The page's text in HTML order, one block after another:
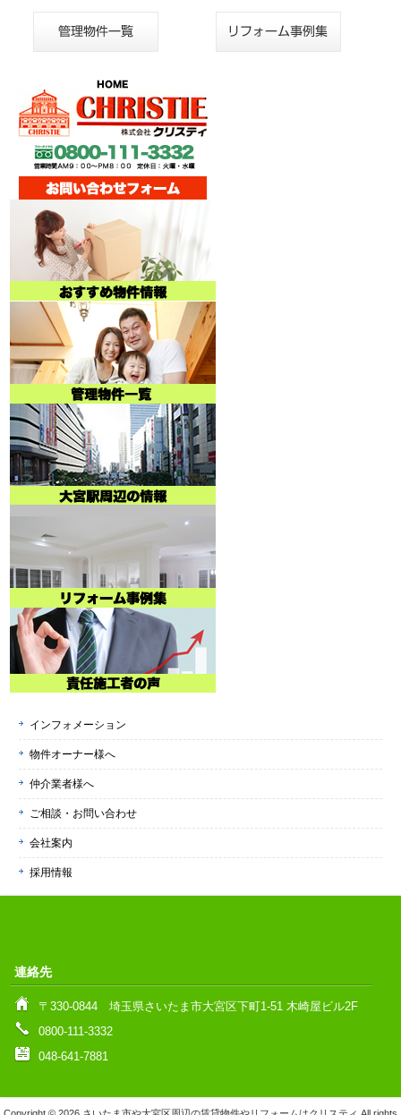
インフォメーション
物件オーナー様へ
仲介業者様へ
ご相談・お問い合わせ
会社案内
採用情報
連絡先
〒330-0844 埼玉県さいたま市大宮区下町1-51 木崎屋ビル2F
0800-111-3332
048-641-7881